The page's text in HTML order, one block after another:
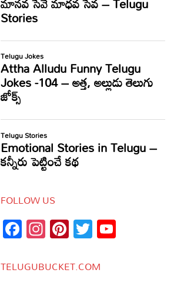
FOLLOW US
Facebook
Instagram
Pinterest
Twitter
TELUGUBUCKET.COM